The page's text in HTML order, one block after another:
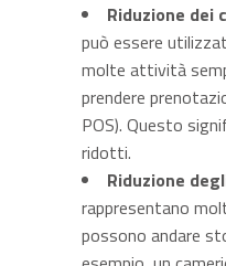
Riduzione dei
può essere
molte attività
prendere
POS). Questo
ridotti.
Riduzione
rappresentano
possono andare